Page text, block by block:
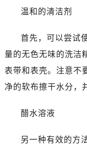
温和的清洁剂
首先，可以尝试
量的无色无味的洗洁
表带和表壳。注意不
净的软布擦干水分，
醋水溶液
另一种有效的方